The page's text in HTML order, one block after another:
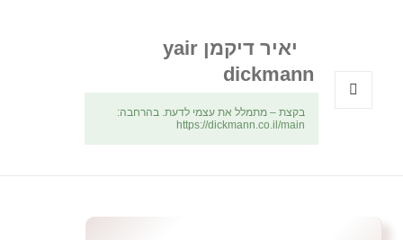
יאיר דיקמן yair
dickmann
בקצת – מתמלל את עצמי לדעת. בהרחבה:
https://dickmann.co.il/main